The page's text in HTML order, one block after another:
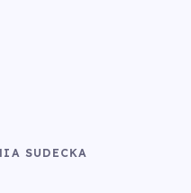
SUDECKA